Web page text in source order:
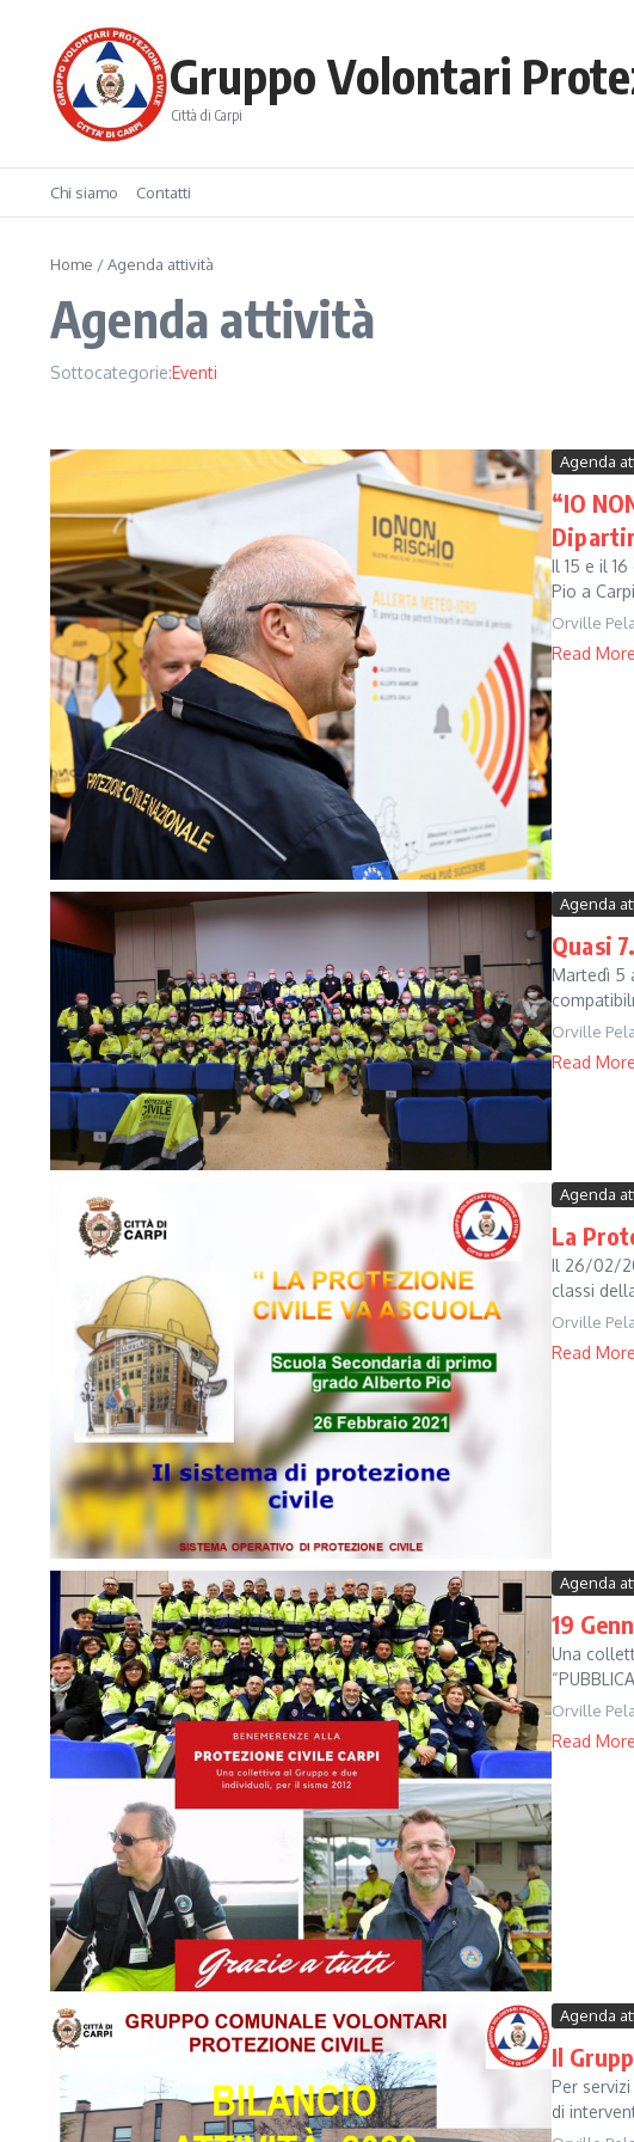
Gruppo Volontari
Città di Carpi
Chi siamo Contatti
Home /Agenda attività
Agenda attività
Sottocategorie:Eventi
Agenda
“IO
Il 15 e il
Pio a
Orville
Read More
Agenda
Quasi
Martedì 5
Orville
Read More
Agenda
La
Il 26/02/
classi
Orville
Read More
Agenda
19
Una
Orville
Read More
Agenda
Il
Per
di